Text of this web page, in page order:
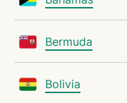
Verktyg som
serverplats
Felsökning av
Bermuda
Bolivia